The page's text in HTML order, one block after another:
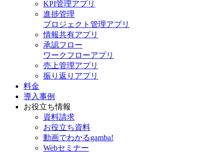
KPI管理アプリ
進捗管理
プロジェクト管理アプリ
情報共有アプリ
承認フロー
ワークフローアプリ
売上管理アプリ
振り返りアプリ
料金
導入事例
お役立ち情報
資料請求
お役立ち資料
動画でわかるgamba!
Webセミナー